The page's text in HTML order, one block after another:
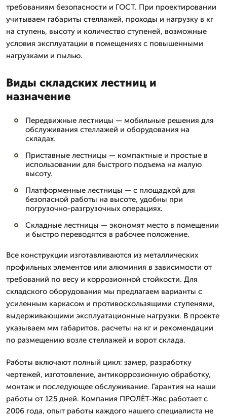
требованиям безопасности и ГОСТ. При проектировании
учитываем габариты стеллажей, проходы и нагрузку в кг
на ступень, высоту и количество ступеней, возможные
условия эксплуатации в помещениях с повышенными
нагрузками и пылью.
Виды складских лестниц и
назначение
Передвижные лестницы — мобильные решения для
обслуживания стеллажей и оборудования на
складах.
Приставные лестницы — компактные и простые в
использовании для быстрого подъема на малую
высоту.
Платформенные лестницы — с площадкой для
безопасной работы на высоте, удобны при
погрузочно-разгрузочных операциях.
Складные лестницы — экономят место в помещении
и быстро переводятся в рабочее положение.
Все конструкции изготавливаются из металлических
профильных элементов или алюминия в зависимости от
требований по весу и коррозионной стойкости. Для
складского оборудования мы предлагаем варианты с
усиленным каркасом и противоскользящими ступенями,
выдерживающими эксплуатационные нагрузки. В проекте
указываем мм габаритов, расчеты на кг и рекомендации
по размещению возле стеллажей и ворот склада.
Работы включают полный цикл: замер, разработку
чертежей, изготовление, антикоррозионную обработку,
монтаж и последующее обслуживание. Гарантия на наши
работы от 125 дней. Компания ПРОЛЁТ-Жвс работает с
2006 года, опыт работы каждого нашего специалиста не